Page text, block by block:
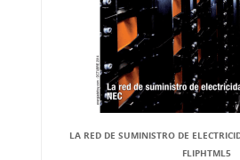
LA RED DE SUMINISTRO DE
FLIPHTML5